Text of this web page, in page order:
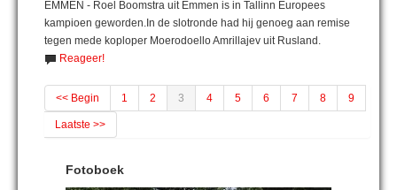
EMMEN - Roel Boomstra uit Emmen is in Tallinn Europees
kampioen geworden.In de slotronde had hij genoeg aan remise
tegen mede koploper Moerodoello Amrillajev uit Rusland.
Reageer!
<< Begin 1 2 3 4 5 6 7 8 9
Laatste >>
Fotoboek